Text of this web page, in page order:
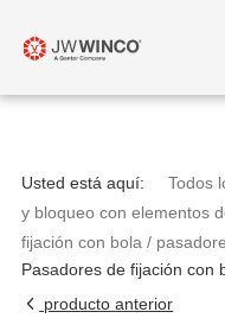
Usted está aquí: Todos
y bloqueo con elementos
fijación con bola /
Pasadores de fijación con
producto anterior